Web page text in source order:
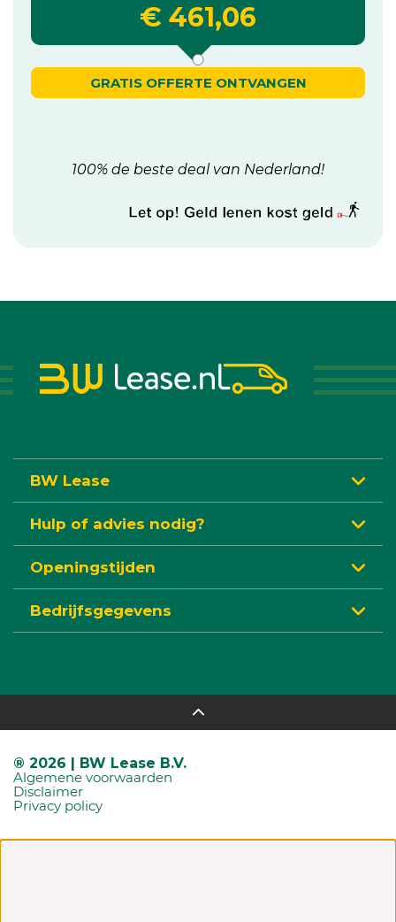
€ 461,06
GRATIS OFFERTE ONTVANGEN
100% de beste deal van Nederland!
BW Lease
Hulp of advies nodig?
Openingstijden
Bedrijfsgegevens
® 2026 | BW Lease B.V.
Algemene voorwaarden
Disclaimer
Privacy policy